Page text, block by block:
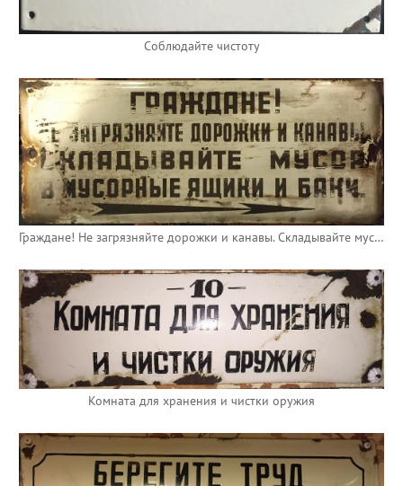
Соблюдайте чистоту
Граждане! Не загрязняйте дорожки и канавы. Складывайте мусор в мусорные ящики и баки.
Комната для хранения и чистки оружия